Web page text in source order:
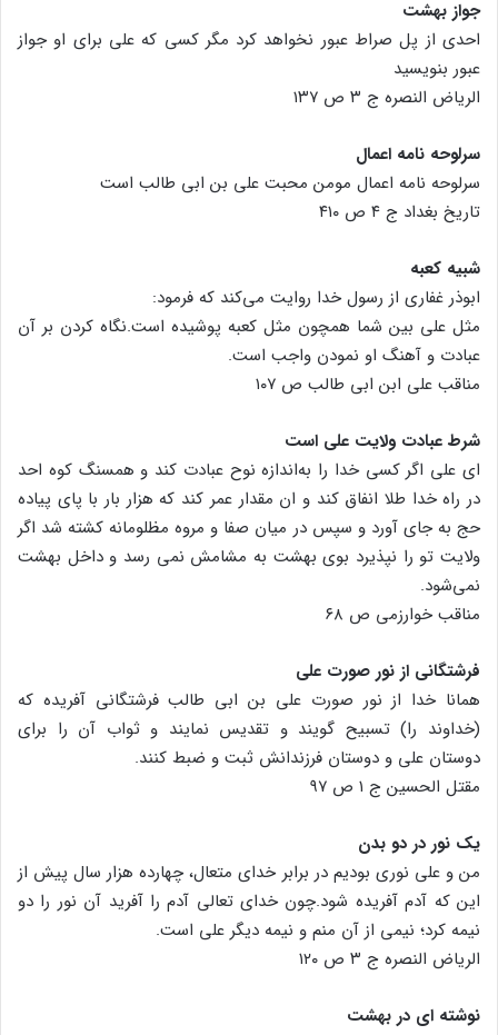
جواز بهشت
احدی از پل صراط عبور نخواهد کرد مگر کسی که علی برای او جواز
عبور بنویسید
الریاض النصره ج ۳ ص ۱۳۷
سرلوحه نامه اعمال
سرلوحه نامه اعمال مومن محبت علی بن ابی طالب است
تاریخ بغداد ج ۴ ص ۴۱۰
شبیه کعبه
ابوذر غفاری از رسول خدا روایت می‌کند که فرمود:
مثل علی بین شما همچون مثل کعبه پوشیده است.نگاه کردن بر آن
عبادت و آهنگ او نمودن واجب است.
مناقب علی ابن ابی طالب ص ۱۰۷
شرط عبادت ولایت علی است
ای علی اگر کسی خدا را به‌اندازه نوح عبادت کند و همسنگ کوه احد
در راه خدا طلا انفاق کند و ان مقدار عمر کند که هزار بار با پای پیاده
حج به جای آورد و سپس در میان صفا و مروه مظلومانه کشته شد اگر
ولایت تو را نپذیرد بوی بهشت به مشامش نمی رسد و داخل بهشت
نمی‌شود.
مناقب خوارزمی ص ۶۸
فرشتگانی از نور صورت علی
همانا خدا از نور صورت علی بن ابی طالب فرشتگانی آفریده که
(خداوند را) تسبیح گویند و تقدیس نمایند و ثواب آن را برای
دوستان علی و دوستان فرزندانش ثبت و ضبط کنند.
مقتل الحسین ج ۱ ص ۹۷
یک نور در دو بدن
من و علی نوری بودیم در برابر خدای متعال، چهارده هزار سال پیش از
این که آدم آفریده شود.چون خدای تعالی آدم را آفرید آن نور را دو
نیمه کرد؛ نیمی از آن منم و نیمه دیگر علی است.
الریاض النصره ج ۳ ص ۱۲۰
نوشته ای در بهشت